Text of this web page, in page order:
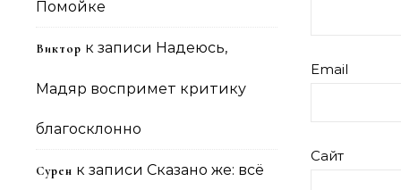
Помойке
Виктор к записи Надеюсь,
Мадяр воспримет критику
благосклонно
Сурен к записи Сказано же: всё
Email
Сайт